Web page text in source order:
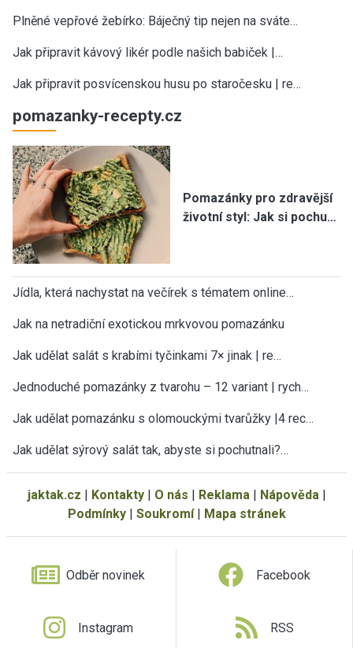
Plněné vepřové žebírko: Báječný tip nejen na sváte…
Jak připravit kávový likér podle našich babiček |…
Jak připravit posvícenskou husu po staročesku | re…
pomazanky-recepty.cz
Pomazánky pro zdravější
životní styl: Jak si pochu…
Jídla, která nachystat na večírek s tématem online…
Jak na netradiční exotickou mrkvovou pomazánku
Jak udělat salát s krabími tyčinkami 7× jinak | re…
Jednoduché pomazánky z tvarohu – 12 variant | rych…
Jak udělat pomazánku s olomouckými tvarůžky |4 rec…
Jak udělat sýrový salát tak, abyste si pochutnali?…
jaktak.cz | Kontakty| O nás | Reklama| Nápověda|
Podmínky| Soukromí| Mapa stránek
Odběr novinek Facebook
Instagram RSS